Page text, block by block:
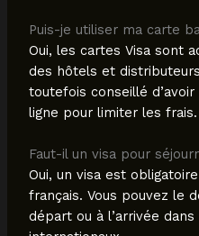
Puis-je utiliser ma carte
Oui, les cartes Visa sont
des hôtels et
toutefois conseillé
ligne pour limiter les frais.
Faut-il un visa pour
Oui, un visa est
français. Vous pouvez le
départ ou à l’arrivée